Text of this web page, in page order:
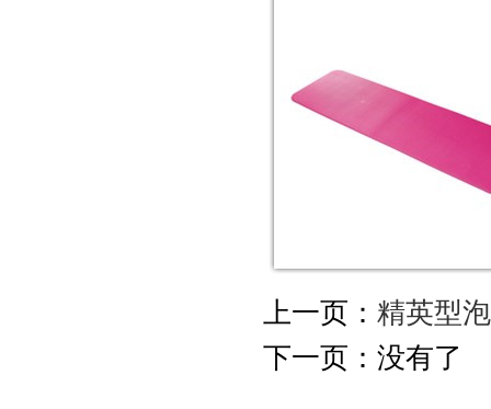
上一页： 精英型
下一页：没有了